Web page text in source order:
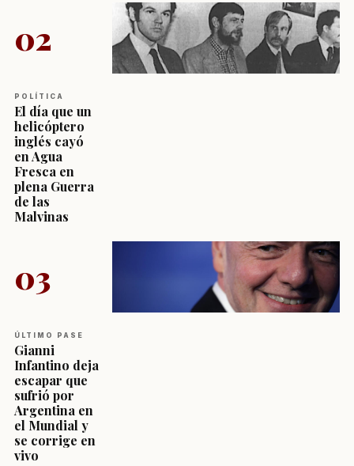
02
POLÍTICA
El día que un
helicóptero
inglés cayó
en Agua
Fresca en
plena Guerra
de las
Malvinas
03
ÚLTIMO PASE
Gianni
Infantino deja
escapar que
sufrió por
Argentina en
el Mundial y
se corrige en
vivo